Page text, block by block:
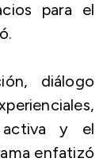
para el
diálogo
activa y el
enfatizó